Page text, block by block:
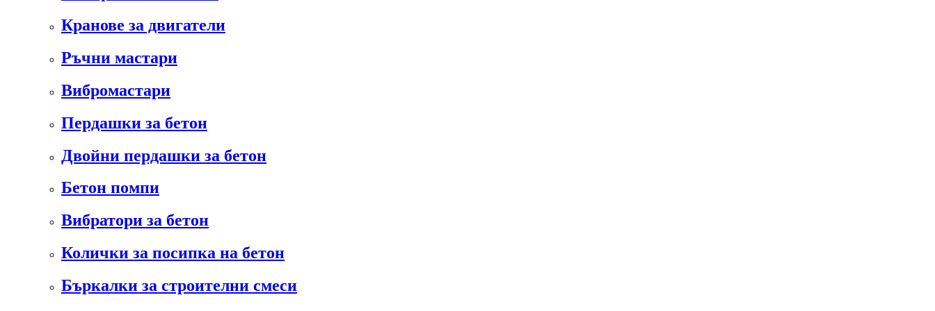
Кранове за двигатели
Ръчни мастари
Вибромастари
Пердашки за бетон
Двойни пердашки за бетон
Бетон помпи
Вибратори за бетон
Колички за посипка на бетон
Бъркалки за строителни смеси